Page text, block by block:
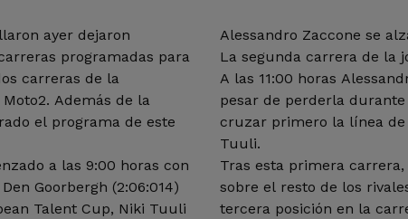
ayer dejaron
programadas para
carreras de la
Además de la
el programa de este
a las 9:00 horas con
Goorbergh (2:06:014)
Talent Cup, Niki Tuuli
Alessandro Zaccone se
La segunda carrera de la
A las 11:00 horas
pesar de perderla
cruzar primero la línea de
Tuuli.
Tras esta primera
sobre el resto de los
tercera posición en la